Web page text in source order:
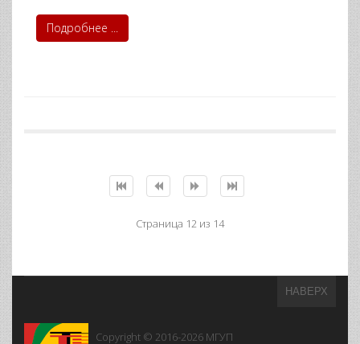
Подробнее ...
Страница 12 из 14
НАВЕРХ
Copyright © 2016-2026 МГУП